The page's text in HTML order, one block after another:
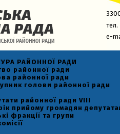
тел.
e-
РАЙОННОЇ РАДИ
районної ради
районної ради
голови районної ради
районної ради VIII
прийому громадян
фракції та групи